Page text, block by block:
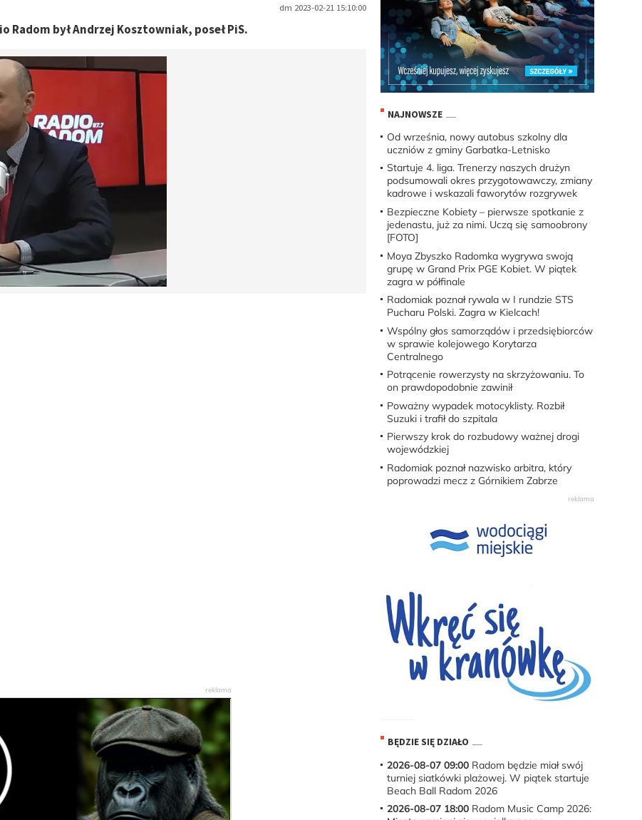
dm 2023-02-21 15:10:00
Radom był Andrzej Kosztowniak, poseł PiS.
NAJNOWSZE
Od września, nowy autobus szkolny dla
uczniów z gminy Garbatka-Letnisko
Startuje 4. liga. Trenerzy naszych drużyn
podsumowali okres przygotowawczy, zmiany
kadrowe i wskazali faworytów rozgrywek
Bezpieczne Kobiety – pierwsze spotkanie z
jedenastu, już za nimi. Uczą się samoobrony
[FOTO]
Moya Zbyszko Radomka wygrywa swoją
grupę w Grand Prix PGE Kobiet. W piątek
zagra w półfinale
Radomiak poznał rywala w I rundzie STS
Pucharu Polski. Zagra w Kielcach!
Wspólny głos samorządów i przedsiębiorców
w sprawie kolejowego Korytarza
Centralnego
Potrącenie rowerzysty na skrzyżowaniu. To
on prawdopodobnie zawinił
Poważny wypadek motocyklisty. Rozbił
Suzuki i trafił do szpitala
Pierwszy krok do rozbudowy ważnej drogi
wojewódzkiej
Radomiak poznał nazwisko arbitra, który
poprowadzi mecz z Górnikiem Zabrze
BĘDZIE SIĘ DZIAŁO
2026-08-07 09:00Radom będzie miał swój
turniej siatkówki plażowej. W piątek startuje
Beach Ball Radom 2026
2026-08-07 18:00Radom Music Camp 2026: